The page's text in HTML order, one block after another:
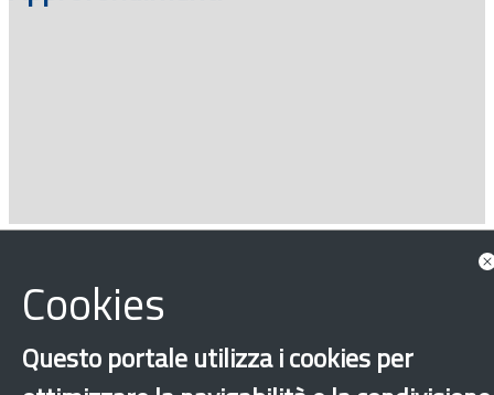
Cookies
Questo portale utilizza i cookies per
Dichiarazione di accessibilità Mappa del sito Legal & Privacy
Contatti
Sito archeologico